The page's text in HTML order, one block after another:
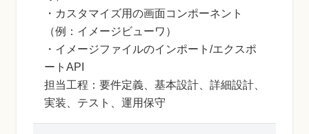
・カスタマイズ用の画面コンポーネント
（例：イメージビューワ）
・イメージファイルのインポート/エクスポ
ートAPI
担当工程：要件定義、基本設計、詳細設計、
実装、テスト、運用保守